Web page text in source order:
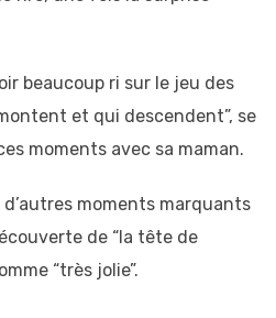
beaucoup ri sur le jeu des
et qui descendent”, se
moments avec sa maman.
moments marquants
de “la tête de
“très jolie”.